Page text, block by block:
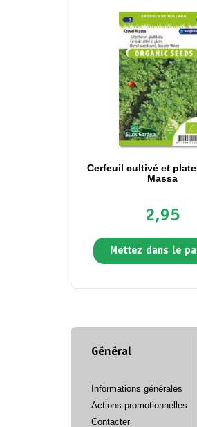
Cerfeuil cultivé et
Massa
2,95
Mettez dans le
Général
Informations générales
Actions promotionnelles
Contacter